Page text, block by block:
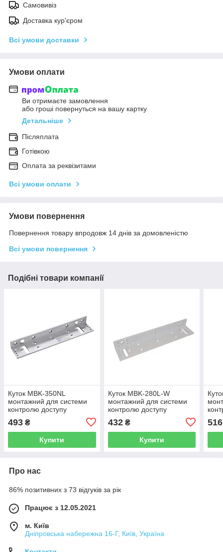
Самовивіз
Доставка кур'єром
Всі умови доставки
Умови оплати
Ви отримаєте замовлення
або гроші повернуться на вашу картку
Детальніше
Післяплата
Готівкою
Оплата за реквізитами
Всі умови оплати
Умови повернення
Повернення товару впродовж 14 днів за домовленістю
Всі умови повернення
Подібні товари компанії
Куток MBK-350NL
монтажний для системи
контролю доступу
493 ₴
Купити
Куток MBK-280L-W
монтажний для системи
контролю доступу
432₴
Купити
516
Про нас
86% позитивних з 73 відгуків за рік
Працює з 12.05.2021
м. Київ
Дніпровська набережна 16-Г, Київ, Україна